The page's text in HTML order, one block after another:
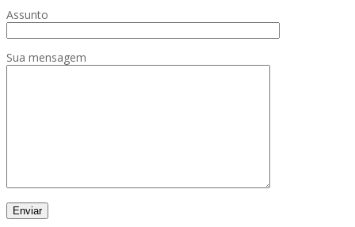
Assunto
Sua mensagem